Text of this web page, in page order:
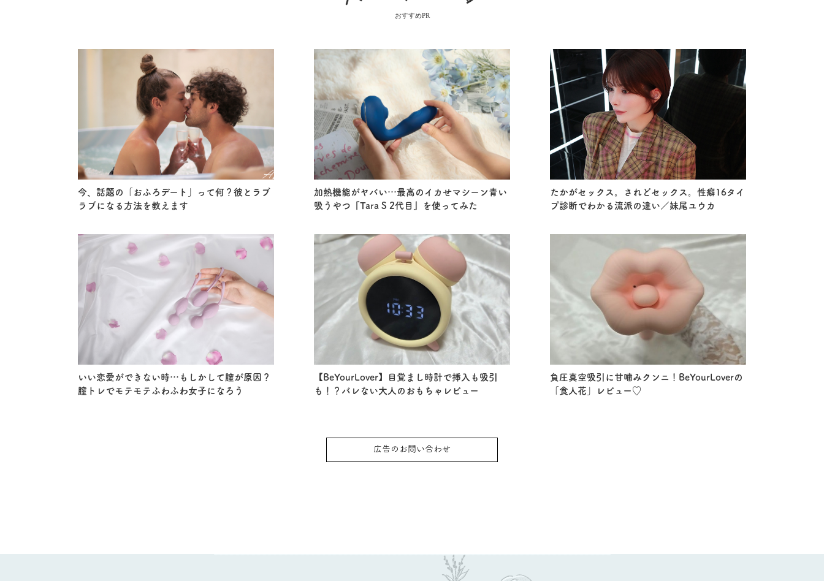
おすすめPR
今、話題の「おふろデート」って何？彼とラブ
ラブになる方法を教えます
加熱機能がヤバい…最高のイカせマシーン青い
吸うやつ『Tara S 2代目』を使ってみた
たかがセックス。されどセックス。性癖16タイ
プ診断でわかる流派の違い／妹尾ユウカ
いい恋愛ができない時…もしかして膣が原因？
膣トレでモテモテふわふわ女子になろう
【BeYourLover】目覚まし時計で挿入も吸引
も！？バレない大人のおもちゃレビュー
負圧真空吸引に甘噛みクンニ！BeYourLoverの
「食人花」レビュー♡
広告のお問い合わせ